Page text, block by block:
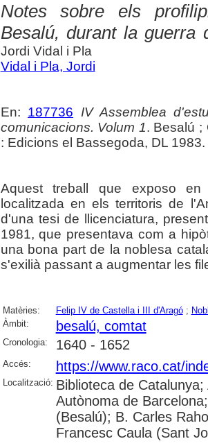
Notes sobre els
Besalú, durant la guerra
Jordi Vidal i Pla
Vidal i Pla, Jordi
En: 187736
IV Assemblea
comunicacions. Volum 1. Besalú ;
: Edicions el Bassegoda, DL
Aquest treball que exposo
localitzada en els territoris de
d'una tesi de llicenciatura,
1981, que presentava com a
una bona part de la noblesa
s'exilià passant a augmentar les
Matèries: Felip IV de Castella i III d'Aragó;
Àmbit:
besalú, comtat
Cronologia: 1640 - 1652
Accés: https://www.raco.cat/
Localització: Biblioteca de
Autònoma de
(Besalú); B. Carles
Francesc Caula (Sant